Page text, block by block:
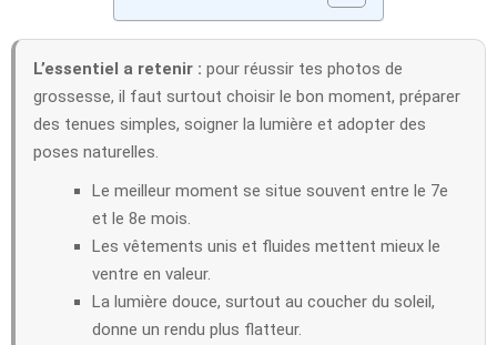
L’essentiel a retenir : pour réussir tes photos de
grossesse, il faut surtout choisir le bon moment, préparer
des tenues simples, soigner la lumière et adopter des
poses naturelles.
Le meilleur moment se situe souvent entre le 7e
et le 8e mois.
Les vêtements unis et fluides mettent mieux le
ventre en valeur.
La lumière douce, surtout au coucher du soleil,
donne un rendu plus flatteur.